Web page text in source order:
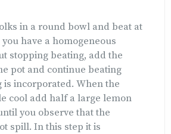
in a round bowl and beat at
have a homogeneous
stopping beating, add the
pot and continue beating
incorporated. When the
cool add half a large lemon
you observe that the
spill. In this step it is